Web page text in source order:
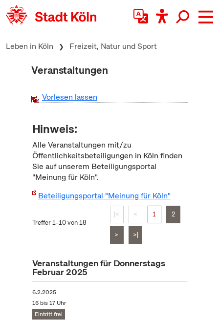
zum Inhalt springen
Leben in Köln Freizeit, Natur und Sport
Veranstaltungen
Vorlesen lassen
Hinweis:
Alle Veranstaltungen mit/zu
Öffentlichkeitsbeteiligungen in Köln finden
Sie auf unserem Beteiligungsportal
"Meinung für Köln".
Beteiligungsportal "Meinung für Köln"
Treffer 1–10 von 18
|< < 1 2
> >|
Veranstaltungen für Donnerstags
Februar 2025
6.2.2025
16 bis 17 Uhr
Eintritt frei